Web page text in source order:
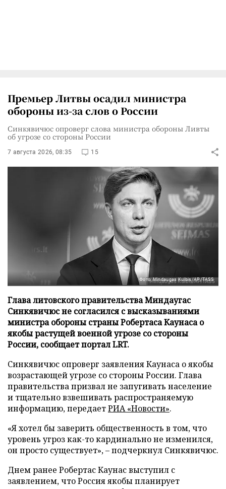
Премьер Литвы осадил министра
обороны из-за слов о России
Синкявичюс опроверг слова министра обороны Ливты
об угрозе со стороны России
7 августа 2026, 08:35 15
Фото: Mindaugas Kulbis/AP/TASS
Глава литовского правительства Миндаугас
Синкявичюс не согласился с высказываниями
министра обороны страны Робертаса Каунаса о
якобы растущей военной угрозе со стороны
России, сообщает портал LRT.
Синкявичюс опроверг заявления Каунаса о якобы
возрастающей угрозе со стороны России. Глава
правительства призвал не запугивать население
и тщательно взвешивать распространяемую
информацию, передаетРИА «Новости».
«Я хотел бы заверить общественность в том, что
уровень угроз как-то кардинально не изменился,
он просто существует», – подчеркнул Синкявичюс.
Днем ранее Робертас Каунас выступил с
заявлением, что Россия якобы планирует